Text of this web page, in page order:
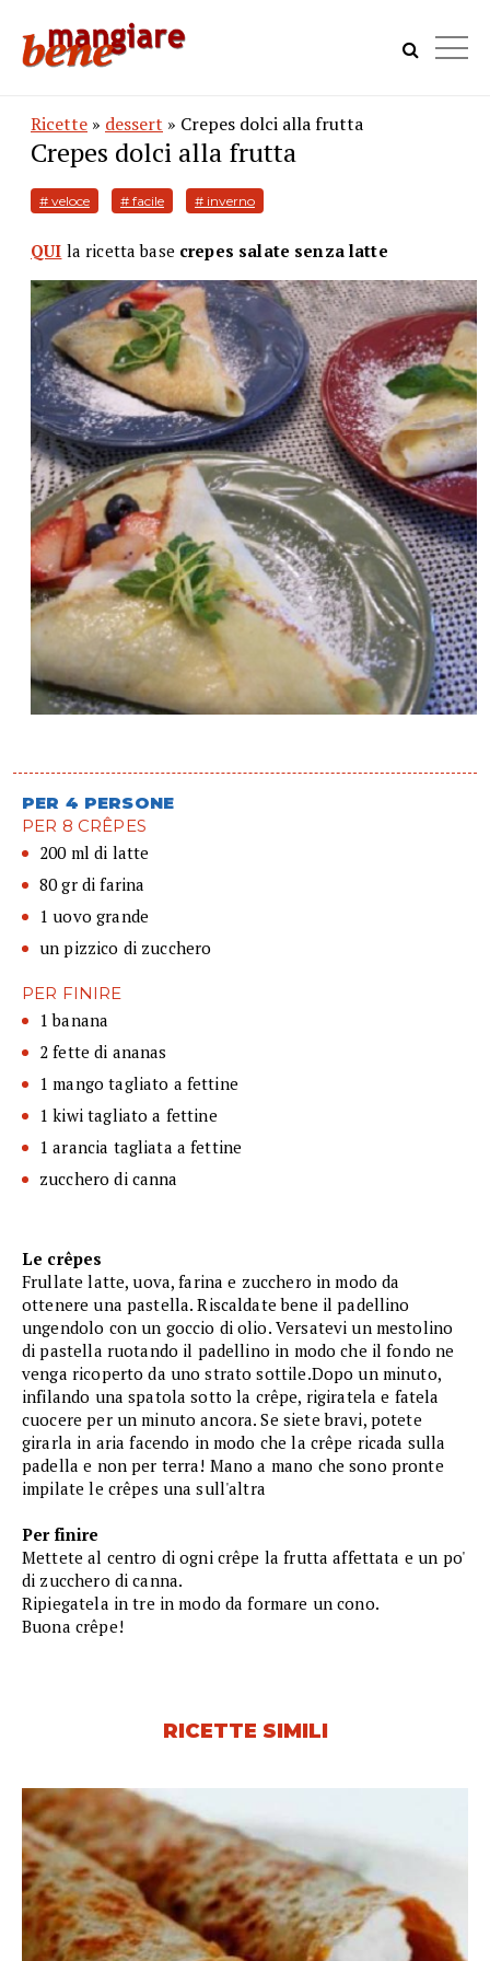
Ricette » dessert » Crepes dolci alla frutta
Crepes dolci alla frutta
# veloce # facile # inverno
QUI la ricetta base crepes salate senza latte
PER 4 PERSONE
PER 8 CRÊPES
200 ml di latte
80 gr di farina
1 uovo grande
un pizzico di zucchero
PER FINIRE
1 banana
2 fette di ananas
1 mango tagliato a fettine
1 kiwi tagliato a fettine
1 arancia tagliata a fettine
zucchero di canna
Le crêpes
Frullate latte, uova, farina e zucchero in modo da
ottenere una pastella. Riscaldate bene il padellino
ungendolo con un goccio di olio. Versatevi un mestolino
di pastella ruotando il padellino in modo che il fondo ne
venga ricoperto da uno strato sottile.Dopo un minuto,
infilando una spatola sotto la crêpe, rigiratela e fatela
cuocere per un minuto ancora. Se siete bravi, potete
girarla in aria facendo in modo che la crêpe ricada sulla
padella e non per terra! Mano a mano che sono pronte
impilate le crêpes una sull'altra
Per finire
Mettete al centro di ogni crêpe la frutta affettata e un po'
di zucchero di canna.
Ripiegatela in tre in modo da formare un cono.
Buona crêpe!
RICETTE SIMILI